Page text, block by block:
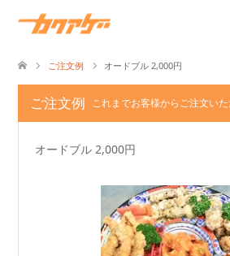
ご注文例 オードブル 2,000円
ご注文例 これまでお客様からご注文い
オードブル 2,000円